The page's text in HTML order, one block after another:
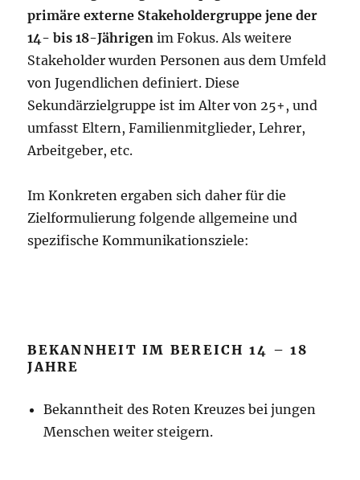
primäre externe Stakeholdergruppe jene der
14- bis 18-Jährigen im Fokus. Als weitere
Stakeholder wurden Personen aus dem Umfeld
von Jugendlichen definiert. Diese
Sekundärzielgruppe ist im Alter von 25+, und
umfasst Eltern, Familienmitglieder, Lehrer,
Arbeitgeber, etc.
Im Konkreten ergaben sich daher für die
Zielformulierung folgende allgemeine und
spezifische Kommunikationsziele:
BEKANNHEIT IM BEREICH 14 – 18
JAHRE
Bekanntheit des Roten Kreuzes bei jungen
Menschen weiter steigern.